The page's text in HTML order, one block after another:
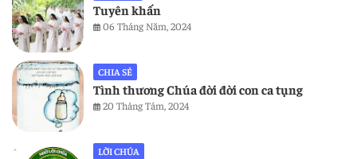
Tuyên khấn
06 Tháng Năm, 2024
CHIA SẺ
Tình thương Chúa đời đời con ca tụng
20 Tháng Tám, 2024
LỜI CHÚA